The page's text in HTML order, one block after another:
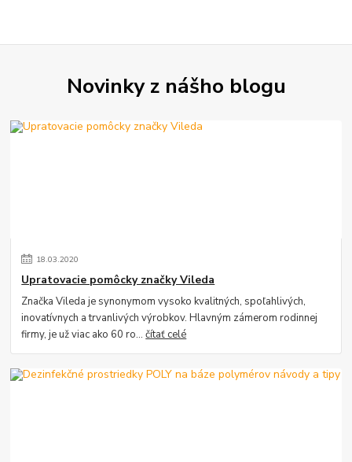
Novinky z nášho blogu
18.03.2020
Upratovacie pomôcky značky Vileda
Značka Vileda je synonymom vysoko kvalitných, spoľahlivých,
inovatívnych a trvanlivých výrobkov. Hlavným zámerom rodinnej
firmy, je už viac ako 60 ro...čítať celé